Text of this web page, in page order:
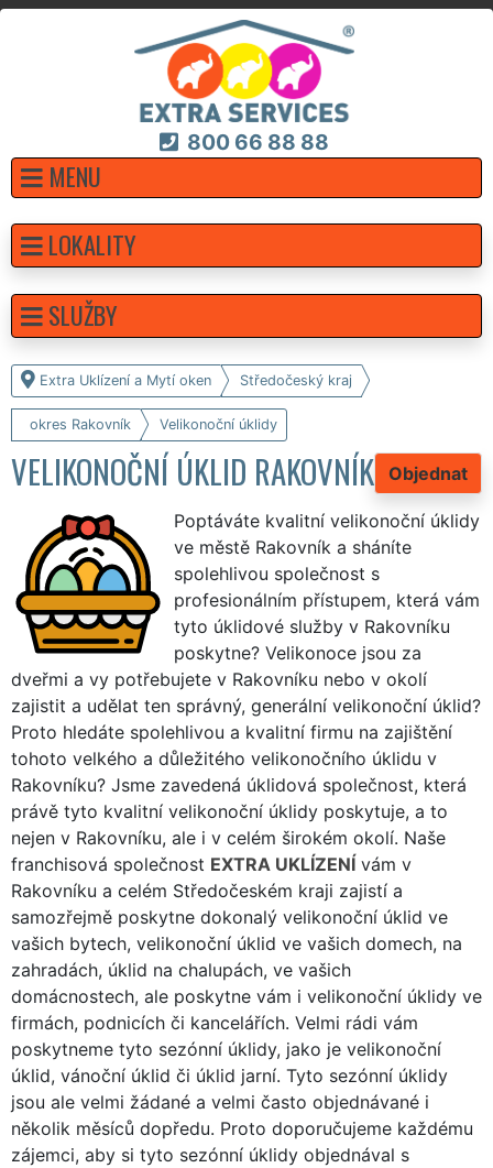
800 66 88 88
MENU
Extra Uklízení a Mytí oken Středočeský kraj
okres Rakovník Velikonoční úklidy
Objednat
VELIKONOČNÍ ÚKLID RAKOVNÍK
Poptáváte kvalitní velikonoční úklidy
ve městě Rakovník a sháníte
spolehlivou společnost s
profesionálním přístupem, která vám
tyto úklidové služby v Rakovníku
poskytne? Velikonoce jsou za
dveřmi a vy potřebujete v Rakovníku nebo v okolí
zajistit a udělat ten správný, generální velikonoční úklid?
Proto hledáte spolehlivou a kvalitní firmu na zajištění
tohoto velkého a důležitého velikonočního úklidu v
Rakovníku? Jsme zavedená úklidová společnost, která
právě tyto kvalitní velikonoční úklidy poskytuje, a to
nejen v Rakovníku, ale i v celém širokém okolí. Naše
franchisová společnost EXTRA UKLÍZENÍ vám v
Rakovníku a celém Středočeském kraji zajistí a
samozřejmě poskytne dokonalý velikonoční úklid ve
vašich bytech, velikonoční úklid ve vašich domech, na
zahradách, úklid na chalupách, ve vašich
domácnostech, ale poskytne vám i velikonoční úklidy ve
firmách, podnicích či kancelářích. Velmi rádi vám
poskytneme tyto sezónní úklidy, jako je velikonoční
úklid, vánoční úklid či úklid jarní. Tyto sezónní úklidy
jsou ale velmi žádané a velmi často objednávané i
několik měsíců dopředu. Proto doporučujeme každému
zájemci, aby si tyto sezónní úklidy objednával s
LOKALITY
SLUŽBY